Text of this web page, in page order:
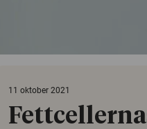
11 oktober 2021